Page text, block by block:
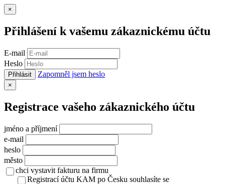
×
Přihlášení k vašemu zákaznickému účtu
E-mail
Heslo
Přihlásit Zapomněl jsem heslo
×
Registrace vašeho zákaznického účtu
jméno a příjmení
e-mail
heslo
město
chci vystavit fakturu na firmu
Registrací účtu KAM po Česku souhlasíte se